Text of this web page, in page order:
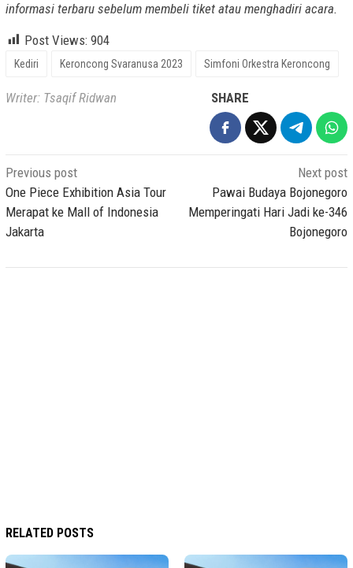
informasi terbaru sebelum membeli tiket atau menghadiri acara.
Post Views: 904
Kediri Keroncong Svaranusa 2023 Simfoni Orkestra Keroncong
Writer: Tsaqif Ridwan SHARE
Post
navigation
Previous post
One Piece Exhibition Asia Tour
Merapat ke Mall of Indonesia
Jakarta
Next post
Pawai Budaya Bojonegoro
Memperingati Hari Jadi ke-346
Bojonegoro
RELATED POSTS